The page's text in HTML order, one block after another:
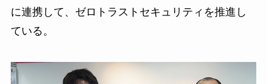
に連携して、ゼロトラストセキュリティを推進し
ている。